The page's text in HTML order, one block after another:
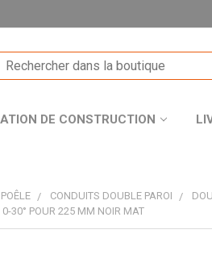
DE CONSTRUCTION
CONDUITS DOUBLE PAROI
0-30° POUR 225 MM NOIR MAT